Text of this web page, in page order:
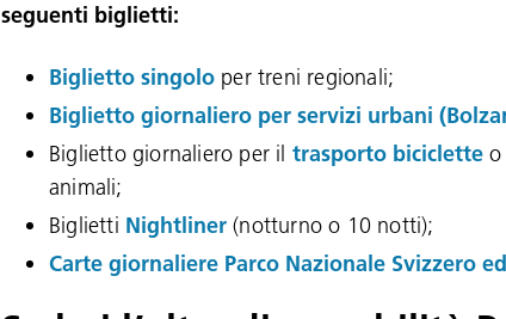
seguenti biglietti:
Biglietto singolo per treni regionali;
Biglietto giornaliero per servizi urbani
Biglietto giornaliero per il trasporto bicicletteo
animali;
Biglietti Nightliner (notturno o 10 notti);
Carte giornaliere Parco Nazionale Svizzero